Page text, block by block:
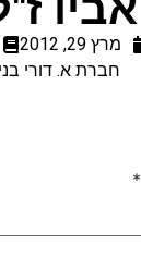
מרץ 29, 2012
חברת א. דורי
*